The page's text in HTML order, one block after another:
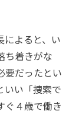
よると、い
ち着きがな
要だったとい
いい「捜索で
ぐ４歳で働き